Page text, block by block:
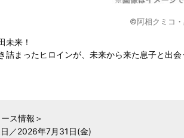
©阿相クミコ
未来！
詰まったヒロインが、未来から来た息子と出
ス情報＞
／2026年7月31日(金)